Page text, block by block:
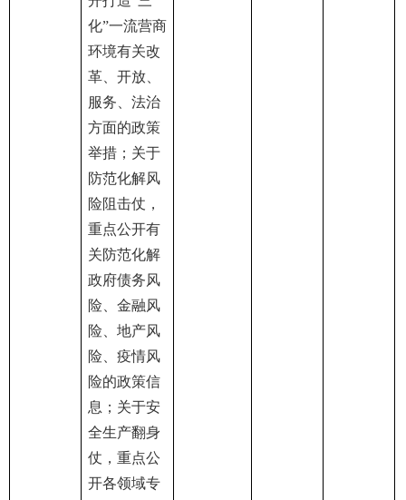
化”一流营商
环境有关改
革、开放、
服务、法治
方面的政策
举措；关于
防范化解风
险阻击仗，
重点公开有
关防范化解
政府债务风
险、金融风
险、地产风
险、疫情风
险的政策信
息；关于安
全生产翻身
仗，重点公
开各领域专